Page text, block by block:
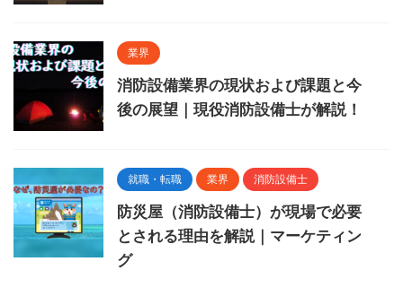
業界
消防設備業界の現状および課題と今
後の展望｜現役消防設備士が解説！
就職・転職 業界 消防設備士
防災屋（消防設備士）が現場で必要
とされる理由を解説｜マーケティン
グ